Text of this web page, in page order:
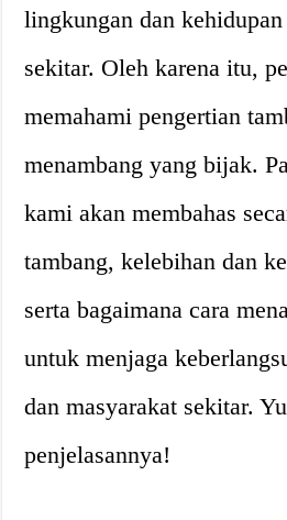
lingkungan dan
sekitar. Oleh karena itu,
memahami pengertian
menambang yang bijak.
kami akan membahas
tambang, kelebihan dan
serta bagaimana cara
untuk menjaga
dan masyarakat sekitar.
penjelasannya!